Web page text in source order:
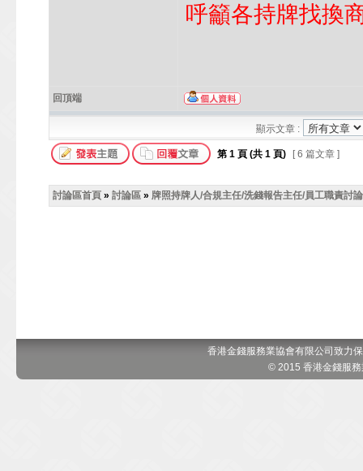
呼籲各持牌找換
回頂端
顯示文章 :
第 1 頁 (共 1 頁) [ 6 篇文章 ]
討論區首頁 » 討論區 » 牌照持牌人/合規主任/洗錢報告主任/員工職責討論
香港金錢服務業協會有限公司致力
© 2015 香港金錢服